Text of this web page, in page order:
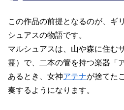
この作品の前提となるのが、ギ
シュアスの物語です。
マルシュアスは、山や森に住む
霊）で、二本の管を持つ楽器「
あるとき、女神アテナが捨てた
奏するようになります。